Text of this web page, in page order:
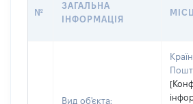
№
ЗАГАЛЬНА
ІНФОРМАЦІЯ
Вид об'єкта: